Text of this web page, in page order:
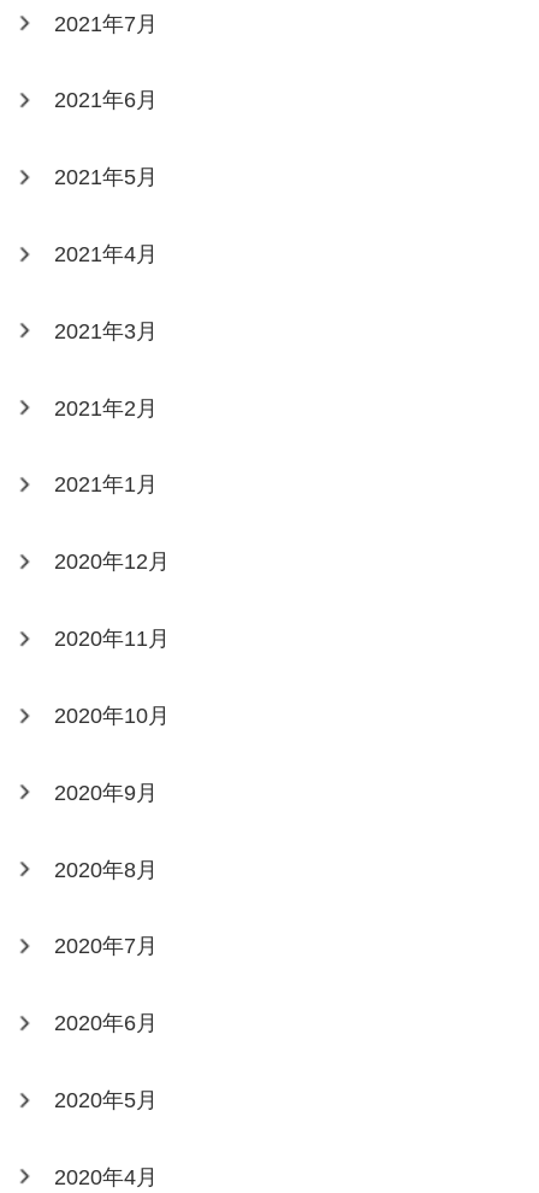
2021年7月
2021年6月
2021年5月
2021年4月
2021年3月
2021年2月
2021年1月
2020年12月
2020年11月
2020年10月
2020年9月
2020年8月
2020年7月
2020年6月
2020年5月
2020年4月